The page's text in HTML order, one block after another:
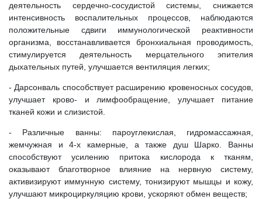
деятельность сердечно-сосудистой системы, снижается
интенсивность воспалительных процессов, наблюдаются
положительные сдвиги иммунологической реактивности
организма, восстанавливается бронхиальная проводимость,
стимулируется деятельность мерцательного эпителия
дыхательных путей, улучшается вентиляция легких;
- Дарсонваль способствует расширению кровеносных сосудов,
улучшает крово- и лимфообращение, улучшает питание
тканей кожи и слизистой.
- Различные ванны: пароуглекислая, гидромассажная,
жемчужная и 4-х камерные, а также душ Шарко. Ванны
способствуют усилению притока кислорода к тканям,
оказывают благотворное влияние на нервную систему,
активизируют иммунную систему, тонизируют мышцы и кожу,
улучшают микроциркуляцию крови, ускоряют обмен веществ;